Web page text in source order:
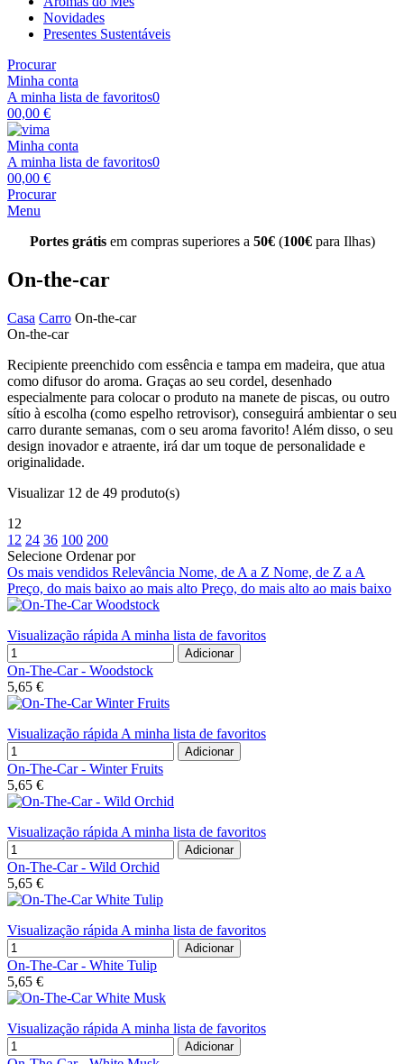
Novidades
Presentes Sustentáveis
Procurar
Minha conta
A minha lista de favoritos0
00,00 €
Minha conta
A minha lista de favoritos0
00,00 €
Procurar
Menu
Portes grátisem compras superiores a 50€(100€para Ilhas)
On-the-car
Casa Carro On-the-car
On-the-car
Recipiente preenchido com essência e tampa em madeira, que atua
como difusor do aroma. Graças ao seu cordel, desenhado
especialmente para colocar o produto na manete de piscas, ou outro
sítio à escolha (como espelho retrovisor), conseguirá ambientar o seu
carro durante semanas, com o seu aroma favorito! Além disso, o seu
design inovador e atraente, irá dar um toque de personalidade e
originalidade.
Visualizar 12 de 49 produto(s)
12
12 24 36 100 200
Selecione Ordenar por
Os mais vendidos Relevância Nome, de A a Z Nome, de Z a A
Preço, do mais baixo ao mais alto Preço, do mais alto ao mais baixo
Visualização rápida A minha lista de favoritos
Adicionar
On-The-Car - Woodstock
5,65 €
Visualização rápida A minha lista de favoritos
Adicionar
On-The-Car - Winter Fruits
5,65 €
Visualização rápida A minha lista de favoritos
Adicionar
On-The-Car - Wild Orchid
5,65 €
Visualização rápida A minha lista de favoritos
Adicionar
On-The-Car - White Tulip
5,65 €
Visualização rápida A minha lista de favoritos
Adicionar